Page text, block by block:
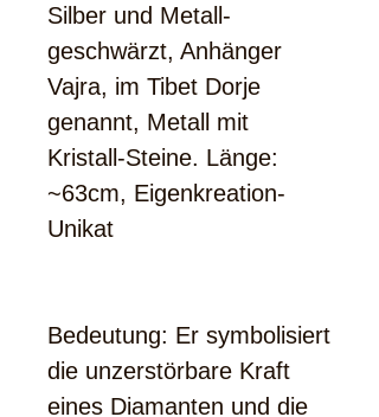
Silber und Metall-
geschwärzt, Anhänger
Vajra, im Tibet Dorje
genannt, Metall mit
Kristall-Steine. Länge:
~63cm, Eigenkreation-
Unikat
Bedeutung: Er symbolisiert
die unzerstörbare Kraft
eines Diamanten und die